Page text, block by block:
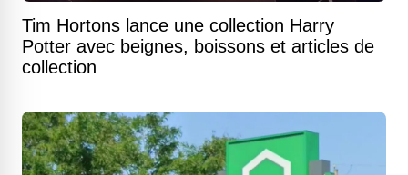
Tim Hortons lance une collection Harry
Potter avec beignes, boissons et articles de
collection